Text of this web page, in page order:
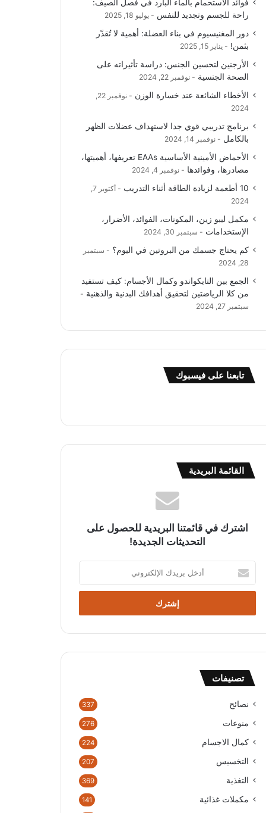
فوائد الاستحمام بالماء البارد في فصل الصيف:
راحة للجسم وتجديد للنفس
يوليو 18, 2025
دور المغنيسيوم في بناء العضلة: أهمية لا تُقدّر
بثمن!
يناير 15, 2025
الأرجنين لتحسين الجنس: دراسة تأثيراته على
الصحة الجنسية
نوفمبر 22, 2024
الأخطاء الشائعة عند خسارة الوزن
نوفمبر 22,
2024
برنامج تدريبي قوي جدا لاستهداف عضلات الظهر
بالكامل
نوفمبر 14, 2024
الأحماض الأمينية الأساسية EAAs تعريفها، أهميتها،
مصادرها، وفوائدها
نوفمبر 4, 2024
10 أطعمة لزيادة الطاقة أثناء التدريب
أكتوبر 7,
2024
مكمل ليبو زين، المكونات، الفوائد، الأضرار،
الإستخدامات
سبتمبر 30, 2024
كم يحتاج جسمك من البروتين في اليوم؟
سبتمبر
28, 2024
الجمع بين التايكواندو وكمال الأجسام: كيف تستفيد
من كلا الرياضتين لتحقيق أهدافك البدنية والذهنية
سبتمبر 27, 2024
تابعنا على فيسبوك
القائمة البريدية
اشترك في قائمتنا البريدية للحصول على
التحديثات الجديدة!
بريدك
الإلكتروني
تصنيفات
نصائح 337
منوعات 276
كمال الاجسام 224
التخسيس 207
التغذية 369
مكملات غذائية 141